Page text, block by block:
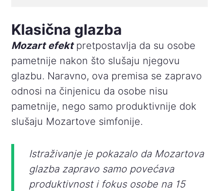
Klasična glazba
Mozart efektpretpostavlja da su osobe
pametnije nakon što slušaju njegovu
glazbu. Naravno, ova premisa se zapravo
odnosi na činjenicu da osobe nisu
pametnije, nego samo produktivnije dok
slušaju Mozartove simfonije.
Istraživanje je pokazalo da Mozartova
glazba zapravo samo povećava
produktivnost i fokus osobe na 15